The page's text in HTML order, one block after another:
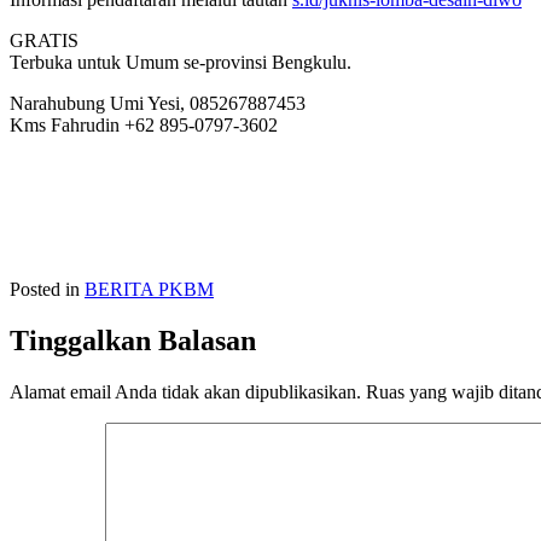
GRATIS
Terbuka untuk Umum se-provinsi Bengkulu.
Narahubung Umi Yesi, 085267887453
Kms Fahrudin +62 895-0797-3602
Posted in BERITA PKBM
Tinggalkan Balasan
Alamat email Anda tidak akan dipublikasikan. Ruas yang wajib